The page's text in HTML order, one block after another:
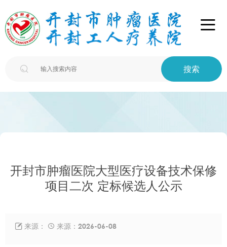

 搜索
开封市肿瘤医院大型医疗设备技术保修
项目二次 定标候选人公示
 来源：  来源：2026-06-08